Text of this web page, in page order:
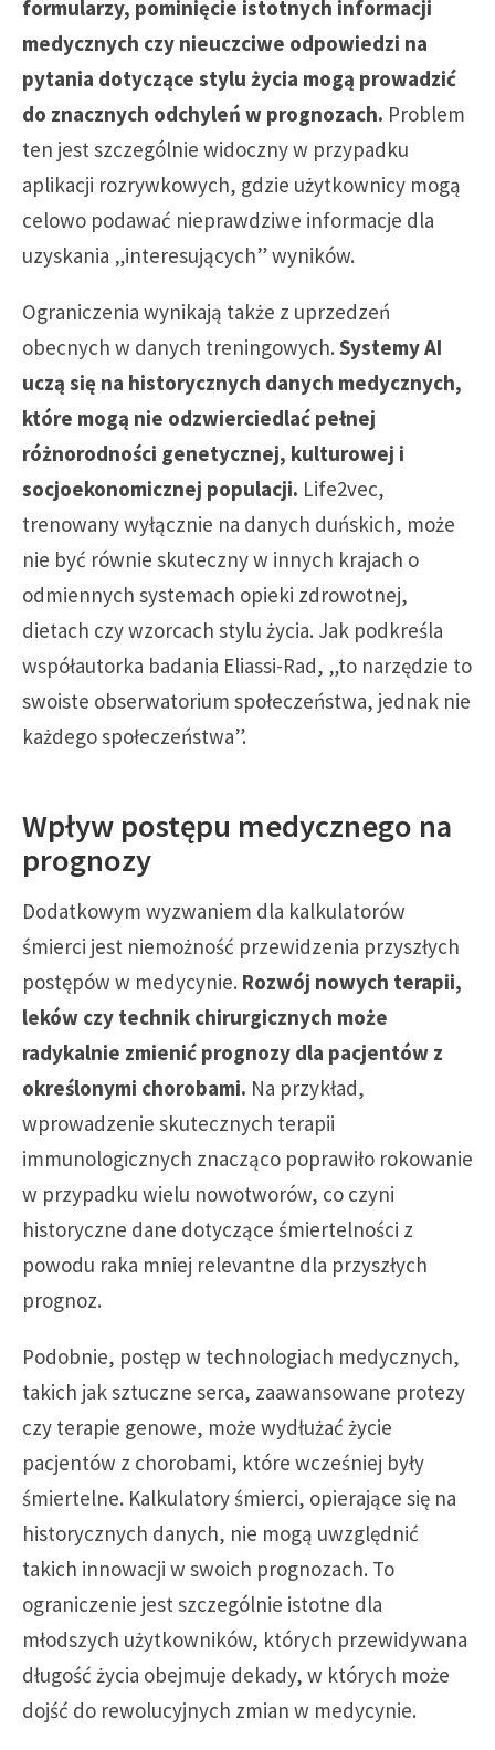
formularzy, pominięcie istotnych informacji
medycznych czy nieuczciwe odpowiedzi na
pytania dotyczące stylu życia mogą prowadzić
do znacznych odchyleń w prognozach. Problem
ten jest szczególnie widoczny w przypadku
aplikacji rozrywkowych, gdzie użytkownicy mogą
celowo podawać nieprawdziwe informacje dla
uzyskania „interesujących” wyników.
Ograniczenia wynikają także z uprzedzeń
obecnych w danych treningowych. Systemy AI
uczą się na historycznych danych medycznych,
które mogą nie odzwierciedlać pełnej
różnorodności genetycznej, kulturowej i
socjoekonomicznej populacji. Life2vec,
trenowany wyłącznie na danych duńskich, może
nie być równie skuteczny w innych krajach o
odmiennych systemach opieki zdrowotnej,
dietach czy wzorcach stylu życia. Jak podkreśla
współautorka badania Eliassi-Rad, „to narzędzie to
swoiste obserwatorium społeczeństwa, jednak nie
każdego społeczeństwa”.
Wpływ postępu medycznego na
prognozy
Dodatkowym wyzwaniem dla kalkulatorów
śmierci jest niemożność przewidzenia przyszłych
postępów w medycynie. Rozwój nowych terapii,
leków czy technik chirurgicznych może
radykalnie zmienić prognozy dla pacjentów z
określonymi chorobami. Na przykład,
wprowadzenie skutecznych terapii
immunologicznych znacząco poprawiło rokowanie
w przypadku wielu nowotworów, co czyni
historyczne dane dotyczące śmiertelności z
powodu raka mniej relevantne dla przyszłych
prognoz.
Podobnie, postęp w technologiach medycznych,
takich jak sztuczne serca, zaawansowane protezy
czy terapie genowe, może wydłużać życie
pacjentów z chorobami, które wcześniej były
śmiertelne. Kalkulatory śmierci, opierające się na
historycznych danych, nie mogą uwzględnić
takich innowacji w swoich prognozach. To
ograniczenie jest szczególnie istotne dla
młodszych użytkowników, których przewidywana
długość życia obejmuje dekady, w których może
dojść do rewolucyjnych zmian w medycynie.